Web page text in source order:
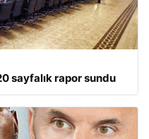
sayfalık rapor sundu